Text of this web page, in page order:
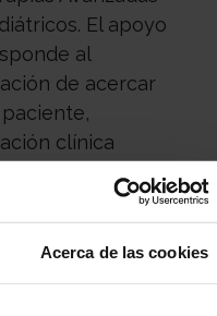
Acerca de las cookies
El apoyo
al
de acercar
clínica
39 pacientes